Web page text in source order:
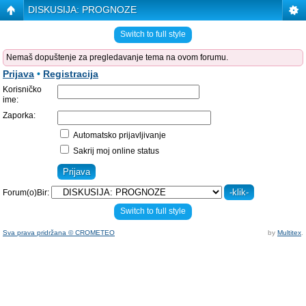
DISKUSIJA: PROGNOZE
Switch to full style
Nemaš dopuštenje za pregledavanje tema na ovom forumu.
Prijava • Registracija
Korisničko
ime:
Zaporka:
Automatsko prijavljivanje
Sakrij moj online status
Forum(o)Bir:
Switch to full style
Sva prava pridržana © CROMETEO by Multitex